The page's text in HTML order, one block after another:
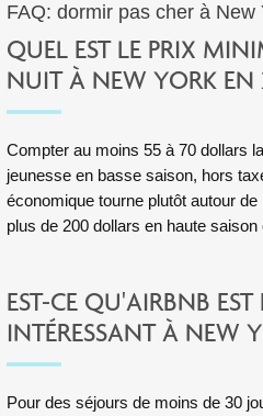
FAQ: dormir pas cher à New
QUEL EST LE PRIX
NUIT À NEW YORK EN
Compter au moins 55 à 70 dollars
jeunesse en basse saison, hors
économique tourne plutôt autour
plus de 200 dollars en haute
EST-CE QU'AIRBNB EST
INTÉRESSANT À NEW
Pour des séjours de moins de 30